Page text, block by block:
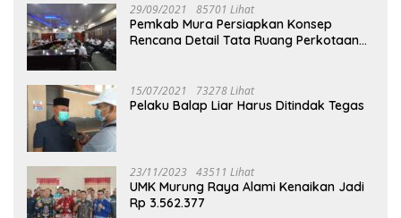
29/09/2021 85701 Lihat
Pemkab Mura Persiapkan Konsep
Rencana Detail Tata Ruang Perkotaan
15/07/2021 73278 Lihat
Pelaku Balap Liar Harus Ditindak Tegas
23/11/2023 43511 Lihat
UMK Murung Raya Alami Kenaikan Jadi
Rp 3.562.377